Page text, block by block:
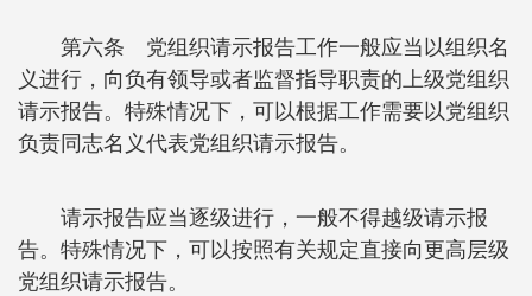
第六条 党组织请示报告工作一般应当以组织名
义进行，向负有领导或者监督指导职责的上级党组织
请示报告。特殊情况下，可以根据工作需要以党组织
负责同志名义代表党组织请示报告。
请示报告应当逐级进行，一般不得越级请示报
告。特殊情况下，可以按照有关规定直接向更高层级
党组织请示报告。